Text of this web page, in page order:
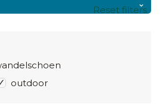
outdoor
Reset filters